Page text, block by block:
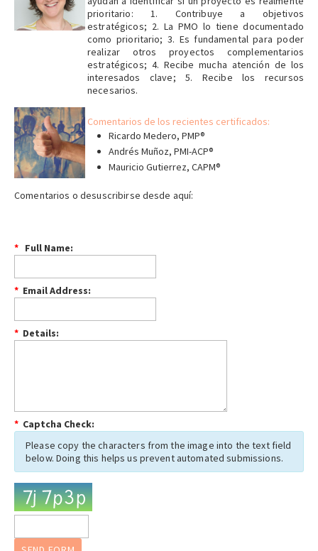
prioritario: 1. Contribuye a objetivos
estratégicos; 2. La PMO lo tiene documentado
como prioritario; 3. Es fundamental para poder
realizar otros proyectos complementarios
estratégicos; 4. Recibe mucha atención de los
interesados clave; 5. Recibe los recursos
necesarios.
Comentarios de los recientes certificados:
Ricardo Medero, PMP®
Andrés Muñoz, PMI-ACP®
Mauricio Gutierrez, CAPM®
Comentarios o desuscribirse desde aquí:
* Full Name:
* Email Address:
* Details:
* Captcha Check:
Please copy the characters from the image into the text field
below. Doing this helps us prevent automated submissions.